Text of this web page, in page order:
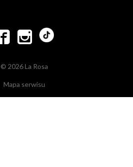
 
© 2026 La Rosa
Mapa serwisu